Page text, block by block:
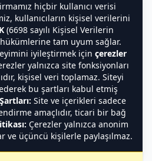
hiçbir kullanıcı verisi
kullanıcıların kişisel verilerini
(6698 sayılı Kişisel Verilerin
tam uyum sağlar.
iyileştirmek için çerezler
yalnızca site fonksiyonları
kişisel veri toplamaz. Siteyi
bu şartları kabul etmiş
Site ve içerikleri sadece
amaçlıdır, ticari bir bağ
Çerezler yalnızca anonim
ve üçüncü kişilerle paylaşılmaz.